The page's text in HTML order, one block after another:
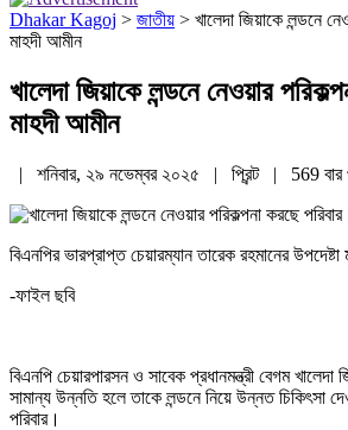
Dhakar Kagoj > জাতীয় > খালেদা জিয়াকে লন্ডনে
মাহদী আমীন
খালেদা জিয়াকে লন্ডনে নেওয়ার
মাহদী আমীন
| শনিবার, ২৯ নভেম্বর ২০২৫ | প্রিন্ট | 569 বার
বিএনপির ভারপ্রাপ্ত চেয়ারম্যান তারেক রহমানের
-ফাইল ছবি
বিএনপি চেয়ারপারসন ও সাবেক প্রধানমন্ত্রী বেগম খালেদা
সামান্য উন্নতি হলে তাকে লন্ডনে নিয়ে উন্নত চিকিৎসা
পরিবার।